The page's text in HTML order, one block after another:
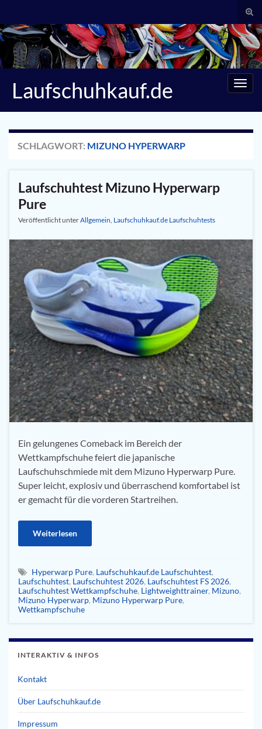
Search for:
Laufschuhkauf.de
SCHLAGWORT: MIZUNO HYPERWARP
Laufschuhtest Mizuno Hyperwarp
Pure
Veröffentlicht unterAllgemein Laufschuhkauf.de Laufschuhtests
Ein gelungenes Comeback im Bereich der
Wettkampfschuhe feiert die japanische
Laufschuhschmiede mit dem Mizuno Hyperwarp Pure.
Super leicht, explosiv und überraschend komfortabel ist
er gemacht für die vorderen Startreihen.
Weiterlesen
Hyperwarp Pure, Laufschuhkauf.de Laufschuhtest,
Laufschuhtest, Laufschuhtest 2026, Laufschuhtest FS 2026,
Laufschuhtest Wettkampfschuhe, Lightweighttrainer, Mizuno,
Mizuno Hyperwarp, Mizuno Hyperwarp Pure,
Wettkampfschuhe
INTERAKTIV & INFOS
Kontakt
Über Laufschuhkauf.de
Impressum